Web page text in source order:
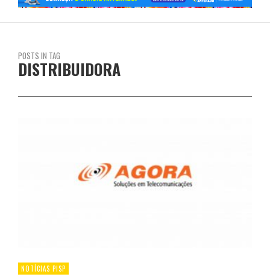
POSTS IN TAG
DISTRIBUIDORA
NOTÍCIAS PISP